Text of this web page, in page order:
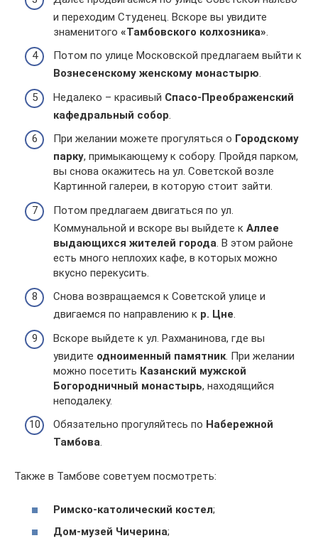
и переходим Студенец. Вскоре вы увидите
знаменитого «Тамбовского колхозника»
Потом по улице Московской предлагаем выйти к
Вознесенскому женскому монастырю.
Недалеко – красивый Спасо-Преображенский
кафедральный собор
При желании можете прогуляться о Городскому
парку, примыкающему к собору. Пройдя парком,
вы снова окажитесь на ул. Советской возле
Картинной галереи, в которую стоит зайти.
Потом предлагаем двигаться по ул.
Коммунальной и вскоре вы выйдете к Аллее
выдающихся жителей города . В этом районе
есть много неплохих кафе, в которых можно
вкусно перекусить.
Снова возвращаемся к Советской улице и
двигаемся по направлению к р. Цне.
Вскоре выйдете к ул. Рахманинова, где вы
увидите одноименный памятник . При желании
можно посетить Казанский мужской
Богородничный монастырь, находящийся
неподалеку.
Обязательно прогуляйтесь по Набережной
Тамбова.
Также в Тамбове советуем посмотреть:
Римско-католический костел;
Дом-музей Чичерина;